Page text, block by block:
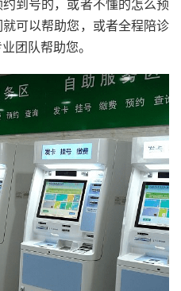
到号的，或者不懂的怎么预
可以帮助您，或者全程陪诊
团队帮助您。